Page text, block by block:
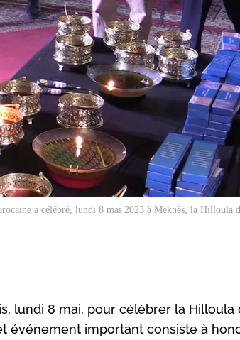
a célébré, lundi 8 mai 2023 à Meknès, la Hilloula
lundi 8 mai, pour célébrer la Hilloula
événement important consiste à